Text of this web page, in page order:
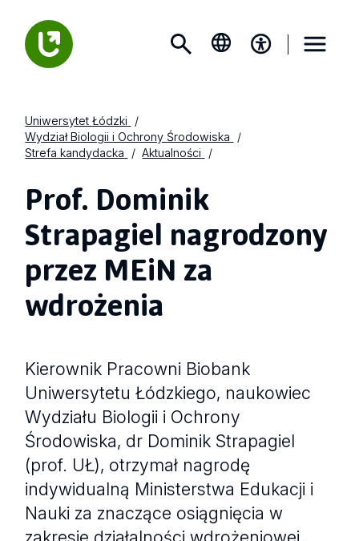
Uniwersytet Łódzki
Wydział Biologii i Ochrony Środowiska
Strefa kandydacka
Aktualności
Prof. Dominik
Strapagiel nagrodzony
przez MEiN za
wdrożenia
Kierownik Pracowni Biobank
Uniwersytetu Łódzkiego, naukowiec
Wydziału Biologii i Ochrony
Środowiska, dr Dominik Strapagiel
(prof. UŁ), otrzymał nagrodę
indywidualną Ministerstwa Edukacji i
Nauki za znaczące osiągnięcia w
zakresie działalności wdrożeniowej.